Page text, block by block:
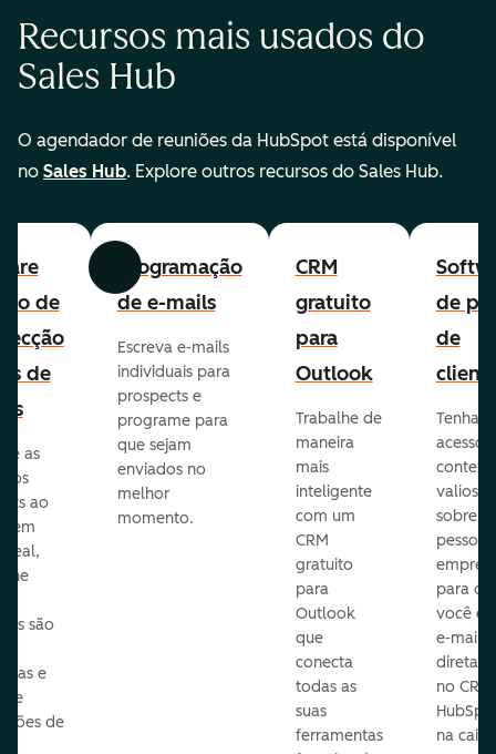
Recursos mais usados do
Sales Hub
O agendador de reuniões da HubSpot está disponível
no Sales Hub. Explore outros recursos do Sales Hub.
Anterior Avançar
de
de
as
ao
em
real,
são
e
de
Programação
de e-mails
Escreva e-mails
individuais para
prospects e
programe para
que sejam
enviados no
melhor
momento.
CRM
gratuito
para
Outlook
Trabalhe de
maneira
mais
inteligente
com um
CRM
gratuito
para
Outlook
que
conecta
todas as
suas
ferramentas
de
de
Tenha
acesso
valioso
sobre as
para
você
e-mails
no
na